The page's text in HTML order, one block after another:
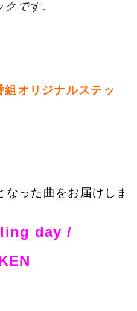
です。
組オリジナルステッ
なった曲をお届けしま
day /